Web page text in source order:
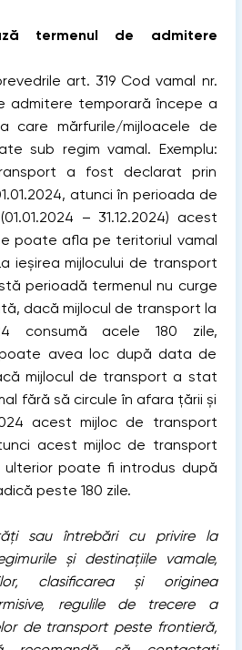
termenul de admitere
art. 319 Cod vamal nr.
admitere temporară începe a
care mărfurile/mijloacele de
sub regim vamal. Exemplu:
a fost declarat prin
atunci în perioada de
– 31.12.2024) acest
poate afla pe teritoriul vamal
ieșirea mijlocului de transport
perioadă termenul nu curge
dacă mijlocul de transport la
consumă acele 180 zile,
avea loc după data de
mijlocul de transport a stat
fără să circule în afara țării și
acest mijloc de transport
acest mijloc de transport
ulterior poate fi introdus după
peste 180 zile.
sau întrebări cu privire la
și destinațiile vamale,
clasificarea și originea
regulile de trecere a
de transport peste frontieră,